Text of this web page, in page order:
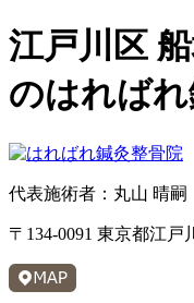
江戸川区
のはれば
代表施術者：丸山 晴嗣
〒134-0091 東京都江戸